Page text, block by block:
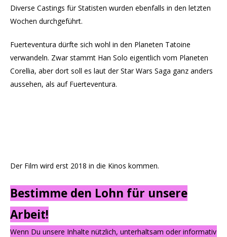
Diverse Castings für Statisten wurden ebenfalls in den letzten
Wochen durchgeführt.
Fuerteventura dürfte sich wohl in den Planeten Tatoine
verwandeln. Zwar stammt Han Solo eigentlich vom Planeten
Corellia, aber dort soll es laut der Star Wars Saga ganz anders
aussehen, als auf Fuerteventura.
Der Film wird erst 2018 in die Kinos kommen.
Bestimme den Lohn für unsere
Arbeit!
Wenn Du unsere Inhalte nützlich, unterhaltsam oder informativ